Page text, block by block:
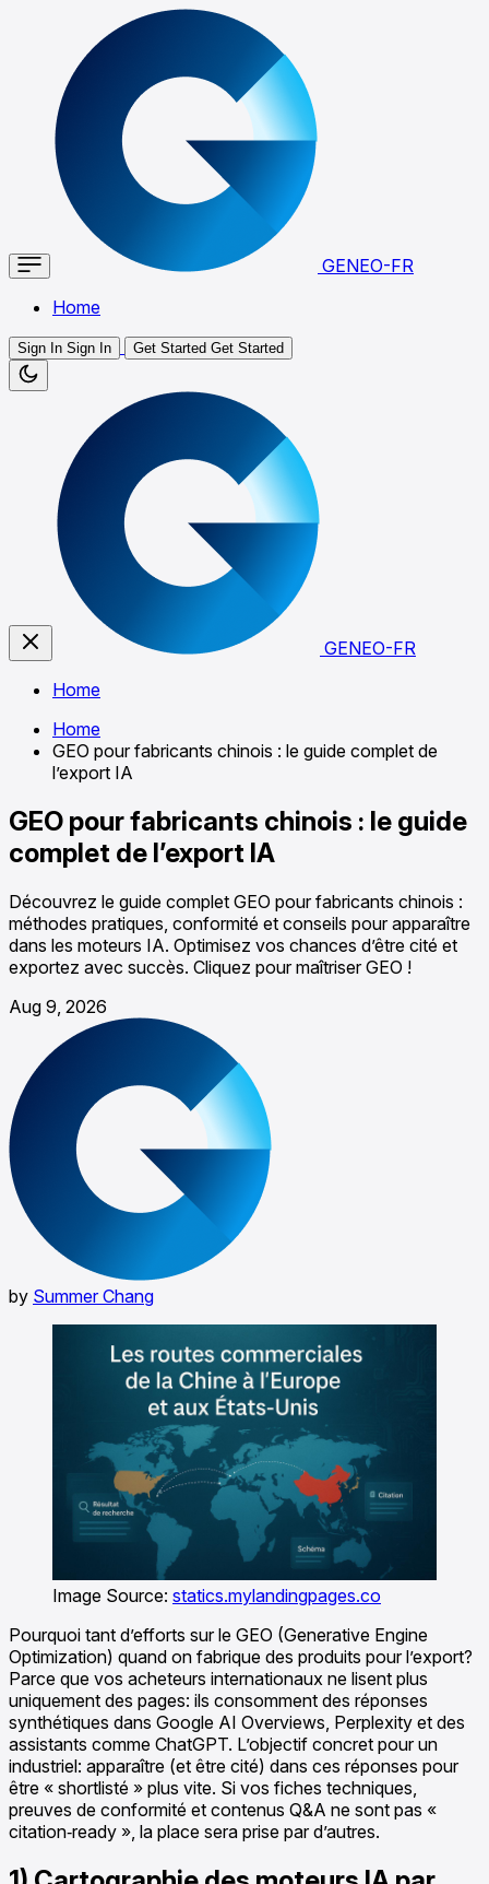
GENEO-FR
Home
Sign In Sign In Get Started Get Started
GENEO-FR
Home
Home
GEO pour fabricants chinois : le guide complet de
l’export IA
GEO pour fabricants chinois : le guide
complet de l’export IA
Découvrez le guide complet GEO pour fabricants chinois :
méthodes pratiques, conformité et conseils pour apparaître
dans les moteurs IA. Optimisez vos chances d’être cité et
exportez avec succès. Cliquez pour maîtriser GEO !
Aug 9, 2026
by Summer Chang
Image Source: statics.mylandingpages.co
Pourquoi tant d’efforts sur le GEO (Generative Engine
Optimization) quand on fabrique des produits pour l’export?
Parce que vos acheteurs internationaux ne lisent plus
uniquement des pages: ils consomment des réponses
synthétiques dans Google AI Overviews, Perplexity et des
assistants comme ChatGPT. L’objectif concret pour un
industriel: apparaître (et être cité) dans ces réponses pour
être « shortlisté » plus vite. Si vos fiches techniques,
preuves de conformité et contenus Q&A ne sont pas «
citation‑ready », la place sera prise par d’autres.